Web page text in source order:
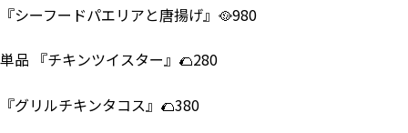
『シーフードパエリアと唐揚げ』🥘980
単品 『チキンツイスター』🌮280
『グリルチキンタコス』🌮380